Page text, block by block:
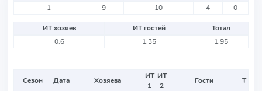
1
9 10 4 0
ИТ хозяев ИТ гостей
Тотал
0.6
1.35 1.95
Сезон Дата Хозяева
ИТ
1
ИТ
2
Гости Т